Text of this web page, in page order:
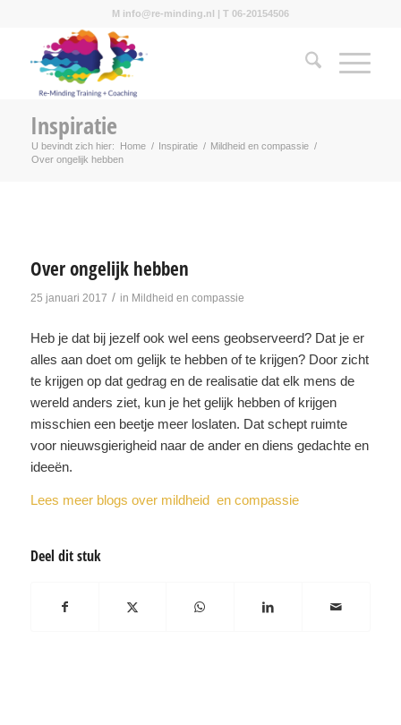
M info@re-minding.nl | T 06-20154506
Inspiratie
U bevindt zich hier: Home / Inspiratie / Mildheid en compassie /
Over ongelijk hebben
Over ongelijk hebben
25 januari 2017 / in Mildheid en compassie
Heb je dat bij jezelf ook wel eens geobserveerd? Dat je er
alles aan doet om gelijk te hebben of te krijgen? Door zicht
te krijgen op dat gedrag en de realisatie dat elk mens de
wereld anders ziet, kun je het gelijk hebben of krijgen
misschien een beetje meer loslaten. Dat schept ruimte
voor nieuwsgierigheid naar de ander en diens gedachte en
ideeën.
Lees meer blogs over mildheid en compassie
Deel dit stuk